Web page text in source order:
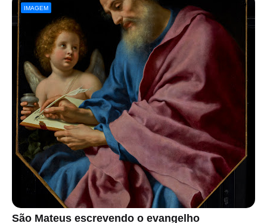
IMAGEM
São Mateus escrevendo o evangelho